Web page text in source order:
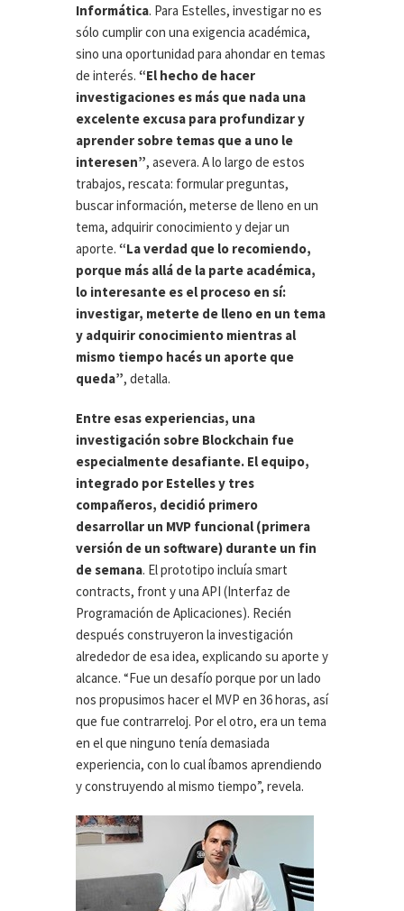
Informática. Para Estelles, investigar no es
sólo cumplir con una exigencia académica,
sino una oportunidad para ahondar en temas
de interés. “El hecho de hacer
investigaciones es más que nada una
excelente excusa para profundizar y
aprender sobre temas que a uno le
interesen”, asevera. A lo largo de estos
trabajos, rescata: formular preguntas,
buscar información, meterse de lleno en un
tema, adquirir conocimiento y dejar un
aporte. “La verdad que lo recomiendo,
porque más allá de la parte académica,
lo interesante es el proceso en sí:
investigar, meterte de lleno en un tema
y adquirir conocimiento mientras al
mismo tiempo hacés un aporte que
queda”, detalla.
Entre esas experiencias, una
investigación sobre Blockchain fue
especialmente desafiante. El equipo,
integrado por Estelles y tres
compañeros, decidió primero
desarrollar un MVP funcional (primera
versión de un software) durante un fin
de semana. El prototipo incluía smart
contracts, front y una API (Interfaz de
Programación de Aplicaciones). Recién
después construyeron la investigación
alrededor de esa idea, explicando su aporte y
alcance. “Fue un desafío porque por un lado
nos propusimos hacer el MVP en 36 horas, así
que fue contrarreloj. Por el otro, era un tema
en el que ninguno tenía demasiada
experiencia, con lo cual íbamos aprendiendo
y construyendo al mismo tiempo”, revela.